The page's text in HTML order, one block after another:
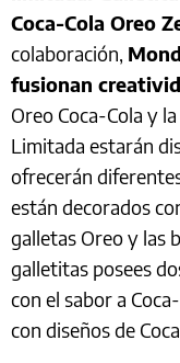
Coca-Cola Oreo
colaboración,
fusionan
Oreo Coca-Cola y
Limitada estarán
ofrecerán
están decorados
galletas Oreo y las
galletitas posees
con el sabor a
con diseños de